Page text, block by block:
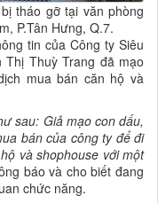
tháo gỡ tại văn phòng
P.Tân Hưng, Q.7.
tin của Công ty Siêu
Thuỳ Trang đã mạo
mua bán căn hộ và
sau: Giả mạo con dấu,
bán của công ty để đi
và shophouse với một
báo và cho biết đang
chức năng.